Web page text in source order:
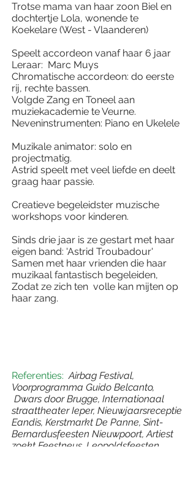
Trotse mama van haar zoon Biel en
dochtertje Lola, wonende te
Koekelare (West - Vlaanderen)
Speelt accordeon vanaf haar 6 jaar
Leraar: Marc Muys
Chromatische accordeon: do eerste
rij, rechte bassen.
Volgde Zang en Toneel aan
muziekacademie te Veurne.
Neveninstrumenten: Piano en Ukelele
Muzikale animator: solo en
projectmatig.
Astrid speelt met veel liefde en deelt
graag haar passie.
Creatieve begeleidster muzische
workshops voor kinderen.
Sinds drie jaar is ze gestart met haar
eigen band: 'Astrid Troubadour'
Samen met haar vrienden die haar
muzikaal fantastisch begeleiden,
Zodat ze zich ten volle kan mijten op
haar zang.
Referenties: Airbag Festival,
Voorprogramma Guido Belcanto,
Dwars door Brugge, Internationaal
straattheater Ieper, Nieuwjaarsreceptie
Eandis, Kerstmarkt De Panne, Sint-
Bernardusfeesten Nieuwpoort, Artiest
zoekt Feestneus, Leopoldsfeesten, ,